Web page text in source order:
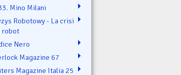
Mino Milani
Robotowy - La crisi
robot
Nero
Magazine 67
Magazine Italia 25